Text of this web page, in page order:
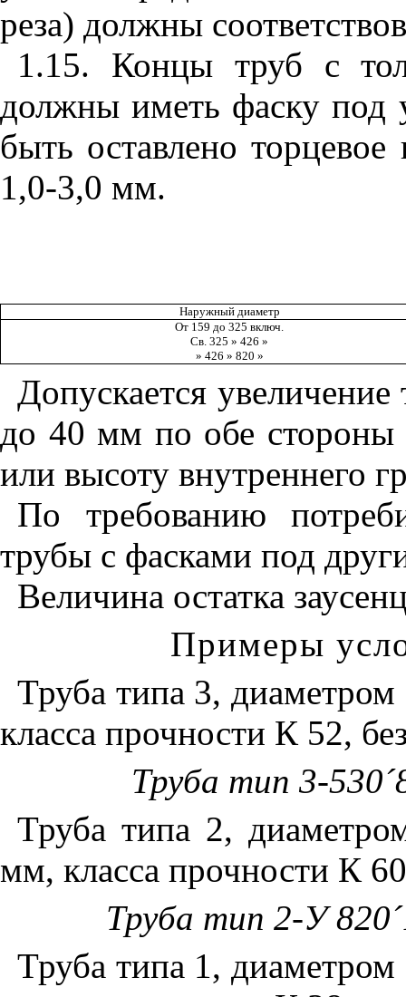
реза) должны
1.15. Концы труб с
должны иметь фаску под
быть оставлено
1,0-3,0 мм.
Наружный диаметр
От 159 до 325 включ.
Св. 325 » 426 »
» 426 » 820 »
Допускается
до 40 мм по обе стороны
или высоту внутреннего
По требованию
трубы с фасками под
Величина остатка
Примеры
Труба типа 3,
класса прочности К 52,
Труба тип 3-530´
Труба типа 2,
мм, класса прочности К
Труба тип 2-У 820´
Труба типа 1,